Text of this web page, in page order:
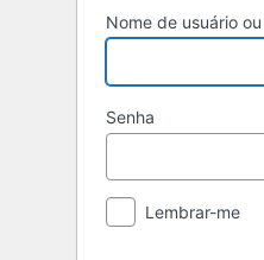
Nome de usuário
Senha
Lembrar-me